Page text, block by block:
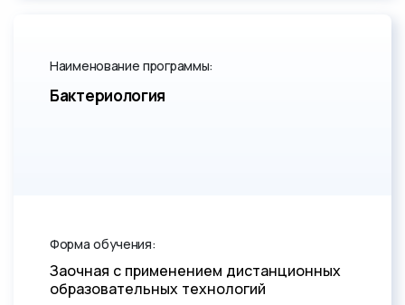
Наименование программы:
Бактериология
Форма обучения:
Заочная с применением дистанционных
образовательных технологий